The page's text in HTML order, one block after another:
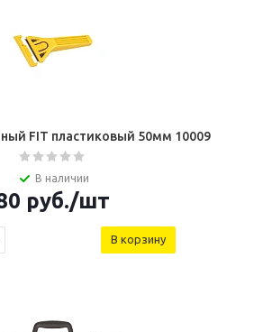
FIT пластиковый 50мм 10009
В наличии
руб./шт
В корзину